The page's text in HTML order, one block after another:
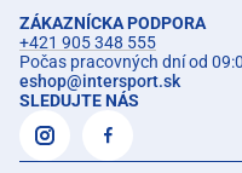
ZÁKAZNÍCKA PODPORA
+421 905 348 555
Počas pracovných dní od
eshop@intersport.sk
SLEDUJTE NÁS